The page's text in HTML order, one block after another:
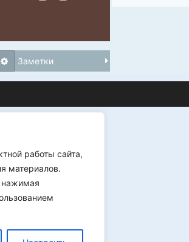
работы сайта,
материалов.
нажимая
Заметки